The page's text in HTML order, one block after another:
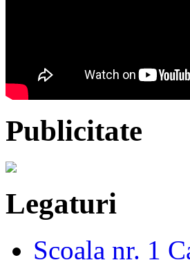
Publicitate
Legaturi
Scoala nr. 1